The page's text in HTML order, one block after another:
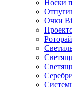
Носки
Очки